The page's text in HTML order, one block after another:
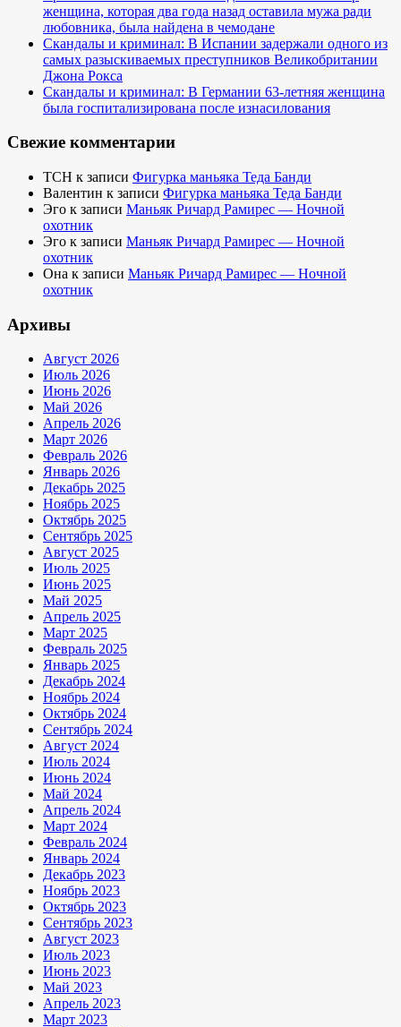
женщина, которая два года назад оставила мужа ради
любовника, была найдена в чемодане
Скандалы и криминал: В Испании задержали одного из
самых разыскиваемых преступников Великобритании
Джона Рокса
Скандалы и криминал: В Германии 63-летняя женщина
была госпитализирована после изнасилования
Свежие комментарии
TCH к записи Фигурка маньяка Теда Банди
Валентин к записи Фигурка маньяка Теда Банди
Эго к записи Маньяк Ричард Рамирес — Ночной
охотник
Эго к записи Маньяк Ричард Рамирес — Ночной
охотник
Она к записи Маньяк Ричард Рамирес — Ночной
охотник
Архивы
Август 2026
Июль 2026
Июнь 2026
Май 2026
Апрель 2026
Март 2026
Февраль 2026
Январь 2026
Декабрь 2025
Ноябрь 2025
Октябрь 2025
Сентябрь 2025
Август 2025
Июль 2025
Июнь 2025
Май 2025
Апрель 2025
Март 2025
Февраль 2025
Январь 2025
Декабрь 2024
Ноябрь 2024
Октябрь 2024
Сентябрь 2024
Август 2024
Июль 2024
Июнь 2024
Май 2024
Апрель 2024
Март 2024
Февраль 2024
Январь 2024
Декабрь 2023
Ноябрь 2023
Октябрь 2023
Сентябрь 2023
Август 2023
Июль 2023
Июнь 2023
Май 2023
Апрель 2023
Март 2023